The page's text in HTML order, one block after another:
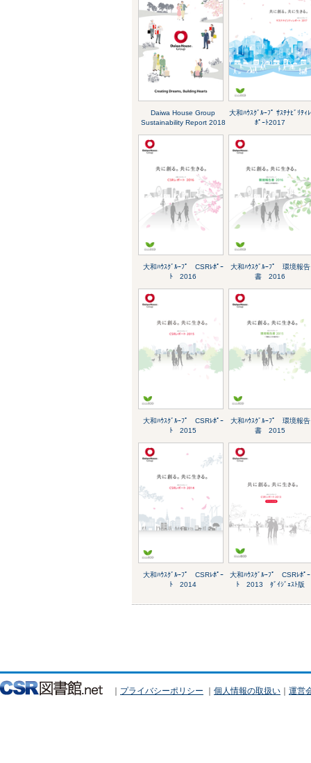
Daiwa House Group
Sustainability Report 2018
大和ﾊｳｽｸﾞﾙｰﾌﾟ ｻｽﾃﾅﾋﾞﾘﾃｨﾚ
ﾎﾟｰﾄ2017
大和ﾊｳｽｸﾞﾙｰﾌﾟ CSRﾚﾎﾟｰ
ﾄ 2016
大和ﾊｳｽｸﾞﾙｰﾌﾟ 環境報告
書 2016
大和ﾊｳｽｸﾞﾙｰﾌﾟ CSRﾚﾎﾟｰ
ﾄ 2015
大和ﾊｳｽｸﾞﾙｰﾌﾟ 環境報告
書 2015
大和ﾊｳｽｸﾞﾙｰﾌﾟ CSRﾚﾎﾟｰ
ﾄ 2014
大和ﾊｳｽｸﾞﾙｰﾌﾟ CSRﾚﾎﾟｰ
ﾄ 2013 ﾀﾞｲｼﾞｪｽﾄ版
｜ プライバシーポリシー ｜ 個人情報の取扱い ｜ 運営